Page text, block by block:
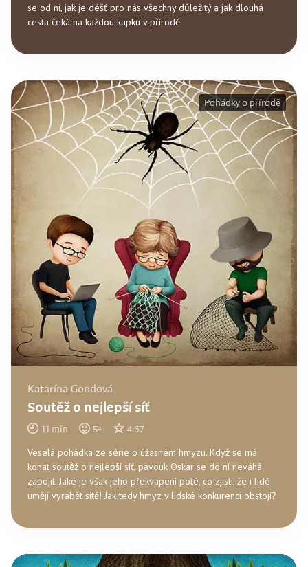
se od ní, jak je déšť pro nás všechny důležitý a jak dlouhá
cesta čeká na každou kapku v přírodě.
Katarína Gondová
Soutěž o nejlepší síť
11 min 5+ 4.67
Veselá pohádka ze série o úžasném hmyzu. Když se má
konat soutěž o nejlepší síť, pavouk Oskar se do ní neváhá
zapojit. Jaké je však jeho překvapení poté, co zjistí, že i lidé
umějí vyrábět sítě! Jak tedy hmyz v lidské konkurenci obstojí?
Pohádky o přírodě